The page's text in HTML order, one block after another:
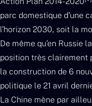
parc domestique d’une
l’horizon 2030, soit la
De même qu’en Russie
position très clairement
la construction de 6
politique le 21 avril
La Chine mène par